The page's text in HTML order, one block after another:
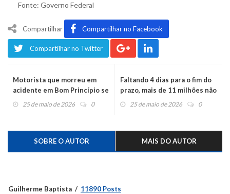
Fonte: Governo Federal
Compartilhar Compartilhar no Facebook
Compartilhar no Twitter
Motorista que morreu em
acidente em Bom Princípio se
dirigia a velório de parente
25 de maio de 2026 0
Faltando 4 dias para o fim do
prazo, mais de 11 milhões não
enviaram a declaração do
25 de maio de 2026 0
SOBRE O AUTOR MAIS DO AUTOR
Guilherme Baptista 11890 Posts